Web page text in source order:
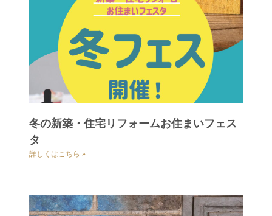
冬の新築・住宅リフォームお住まいフェス
タ
詳しくはこちら »